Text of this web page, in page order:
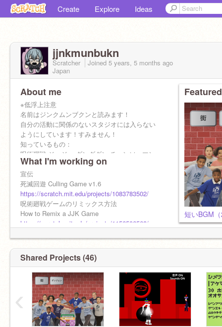
Create Explore Ideas
jjnkmunbukn
Scratcher Joined 5 years, 5 months ago
Japan
About me
※低浮上注意
名前はジンクムンブクンと読みます！
自分の活動に関係のないスタジオには入らない
ようにしています！すみません！
知っているもの：
呪術廻戦 ジョジョ ダンダダン チェンソーマン
鬼滅の刃 Undertale ダンジョン飯 フリーレン ゴ
ールデンカムイ SCP FNAF PoppyPlaytime
Dr.STONE
What I'm working on
宣伝
死滅回遊 Culling Game v1.6
https://scratch.mit.edu/projects/1083783502/
呪術廻戦ゲームのリミックス方法
How to Remix a JJK Game
https://scratch.mit.edu/projects/1156506568/
https://scratch.mit.edu/projects/1067738142/
短いBGM
Shared Projects (46)
‹